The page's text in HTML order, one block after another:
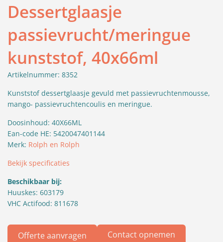
Dessertglaasje
passievrucht/meringue
kunststof, 40x66ml
Artikelnummer: 8352
Kunststof dessertglaasje gevuld met passievruchtenmousse,
mango- passievruchtencoulis en meringue.
Doosinhoud: 40X66ML
Ean-code HE: 5420047401144
Merk: Rolph en Rolph
Bekijk specificaties
Beschikbaar bij:
Huuskes: 603179
VHC Actifood: 811678
Offerte aanvragen Contact opnemen